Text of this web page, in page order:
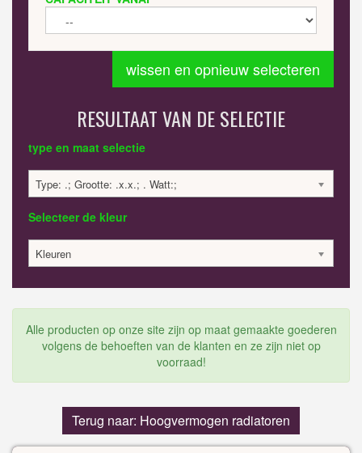
wissen en opnieuw selecteren
RESULTAAT VAN DE SELECTIE
type en maat selectie
Type: .; Grootte: .x.x.; . Watt:;
Selecteer de kleur
Kleuren
Alle producten op onze site zijn op maat gemaakte goederen
volgens de behoeften van de klanten en ze zijn niet op
voorraad!
Terug naar: Hoogvermogen radiatoren